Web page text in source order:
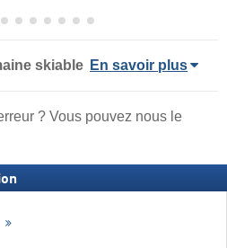
skiable En savoir plus
? Vous pouvez nous le